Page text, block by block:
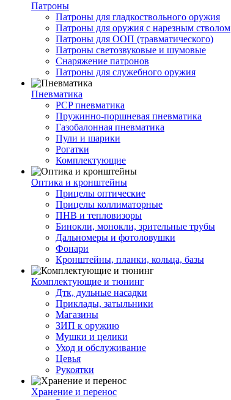
Патроны
Патроны для гладкоствольного оружия
Патроны для оружия с нарезным стволом
Патроны для ООП (травматического)
Патроны светозвуковые и шумовые
Снаряжение патронов
Патроны для служебного оружия
Пневматика
PCP пневматика
Пружинно-поршневая пневматика
Газобалонная пневматика
Пули и шарики
Рогатки
Комплектующие
Оптика и кронштейны
Прицелы оптические
Прицелы коллиматорные
ПНВ и тепловизоры
Бинокли, монокли, зрительные трубы
Дальномеры и фотоловушки
Фонари
Кронштейны, планки, кольца, базы
Комплектующие и тюнинг
Дтк, дульные насадки
Приклады, затыльники
Магазины
ЗИП к оружию
Мушки и целики
Уход и обслуживание
Цевья
Рукоятки
Хранение и перенос